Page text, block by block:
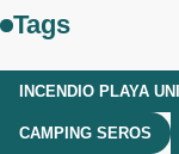
Tags
INCENDIO PLAYA
CAMPING SEROS